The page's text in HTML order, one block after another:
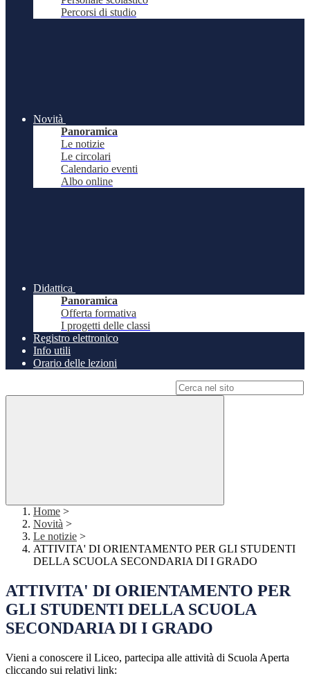
Percorsi di studio
Novità
Panoramica
Le notizie
Le circolari
Calendario eventi
Albo online
Didattica
Panoramica
Offerta formativa
I progetti delle classi
Registro elettronico
Info utili
Orario delle lezioni
Home >
Novità >
Le notizie >
ATTIVITA' DI ORIENTAMENTO PER GLI STUDENTI
DELLA SCUOLA SECONDARIA DI I GRADO
ATTIVITA' DI ORIENTAMENTO PER
GLI STUDENTI DELLA SCUOLA
SECONDARIA DI I GRADO
Vieni a conoscere il Liceo, partecipa alle attività di Scuola Aperta
cliccando sui relativi link: